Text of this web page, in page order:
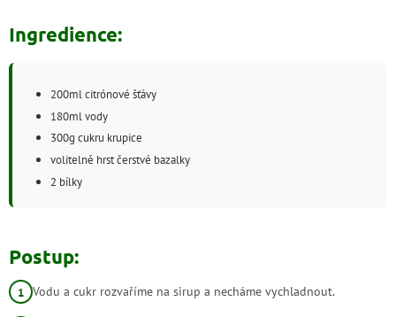
Ingredience:
200ml citrónové šťávy
180ml vody
300g cukru krupice
volitelně hrst čerstvé bazalky
2 bílky
Postup:
Vodu a cukr rozvaříme na sirup a necháme vychladnout.